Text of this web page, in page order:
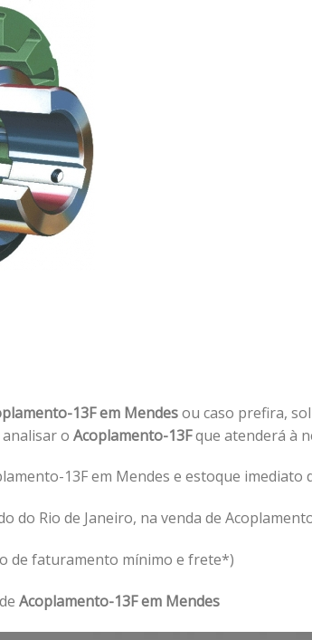
13F em Mendesou caso prefira,
o Acoplamento-13Fque atenderá à
13F em Mendes e estoque imediato
do Rio de Janeiro, na venda de
de faturamento mínimo e frete*)
Acoplamento-13F em Mendes